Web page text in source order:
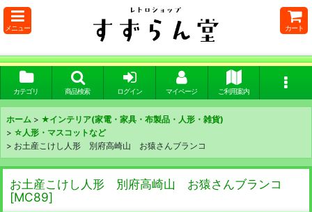
メニュー カート
カテゴリ 商品検索 ログイン マイページ ご利用案内
ホーム > ★インテリア(家電・家具・布製品・人形・雑貨)
> ☆人形・マスコットなど
> お土産こけし人形 別府高崎山 お猿さんブランコ
お土産こけし人形 別府高崎山 お猿さんブランコ
[MC89]